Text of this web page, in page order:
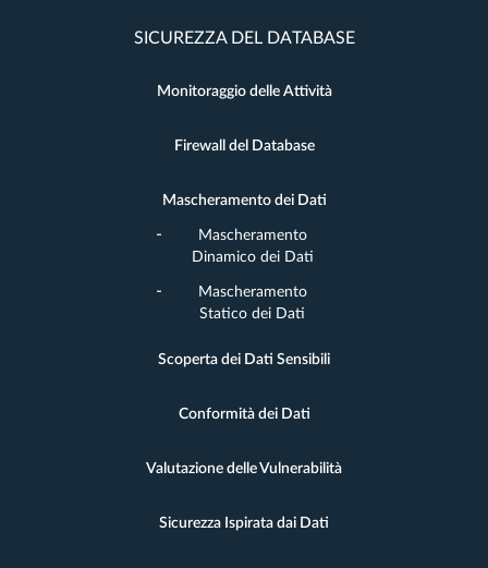
SICUREZZA DEL DATABASE
Monitoraggio delle Attività
Firewall del Database
Mascheramento dei Dati
Mascheramento
Dinamico dei Dati
Mascheramento
Statico dei Dati
Scoperta dei Dati Sensibili
Conformità dei Dati
Valutazione delle Vulnerabilità
Sicurezza Ispirata dai Dati